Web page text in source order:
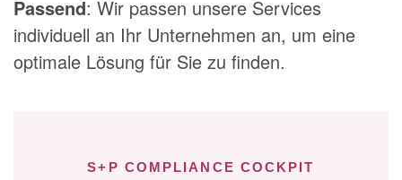
Passend: Wir passen unsere Services
individuell an Ihr Unternehmen an, um eine
optimale Lösung für Sie zu finden.
S+P COMPLIANCE COCKPIT